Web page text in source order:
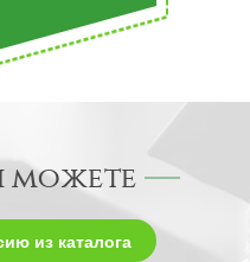
можете
из каталога